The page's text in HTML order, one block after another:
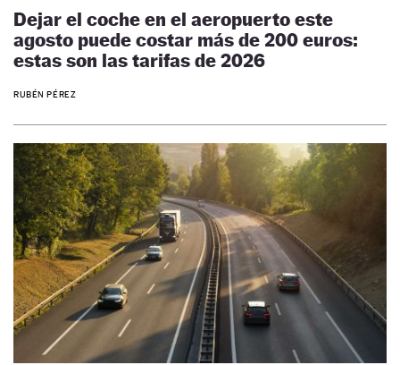
Dejar el coche en el aeropuerto este
agosto puede costar más de 200 euros:
estas son las tarifas de 2026
RUBÉN PÉREZ